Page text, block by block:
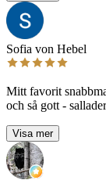
Sofia von Hebel
Mitt favorit
och så gott -
Visa mer